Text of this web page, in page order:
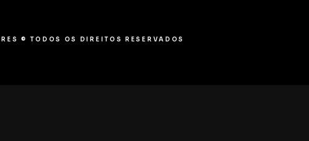
© TODOS OS DIREITOS RESERVADOS